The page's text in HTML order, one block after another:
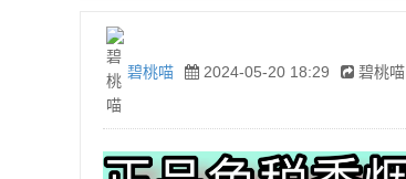
碧桃喵 2024-05-20 18:29 碧桃喵